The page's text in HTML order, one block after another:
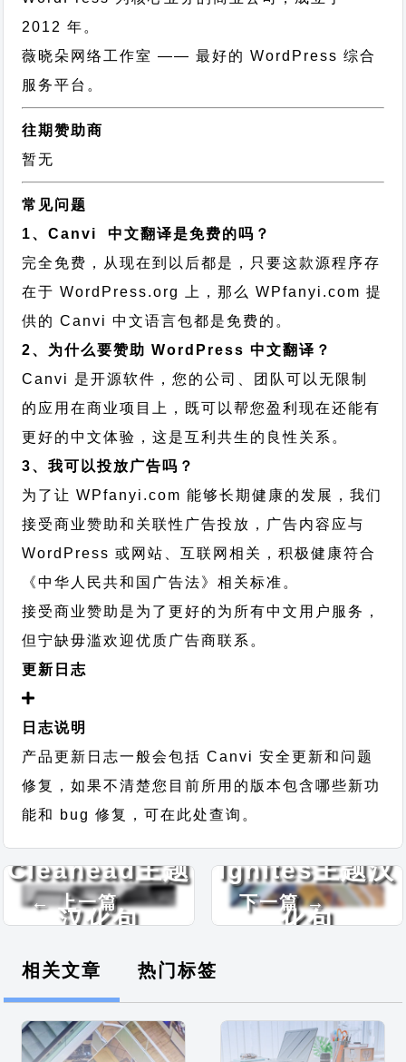
2012 年。
薇晓朵网络工作室 —— 最好的 WordPress 综合
服务平台。
往期赞助商
暂无
常见问题
1、Canvi 中文翻译是免费的吗？
完全免费，从现在到以后都是，只要这款源程序存
在于 WordPress.org 上，那么 WPfanyi.com 提
供的 Canvi 中文语言包都是免费的。
2、为什么要赞助 WordPress 中文翻译？
Canvi 是开源软件，您的公司、团队可以无限制
的应用在商业项目上，既可以帮您盈利现在还能有
更好的中文体验，这是互利共生的良性关系。
3、我可以投放广告吗？
为了让 WPfanyi.com 能够长期健康的发展，我们
接受商业赞助和关联性广告投放，广告内容应与
WordPress 或网站、互联网相关，积极健康符合
《中华人民共和国广告法》相关标准。
接受商业赞助是为了更好的为所有中文用户服务，
但宁缺毋滥欢迎优质广告商联系。
更新日志
日志说明
产品更新日志一般会包括 Canvi 安全更新和问题
修复，如果不清楚您目前所用的版本包含哪些新功
能和 bug 修复，可在此处查询。
← 上一篇
Cleanead主题
汉化包
下一篇 →
Ignites主题汉
化包
相关文章 热门标签